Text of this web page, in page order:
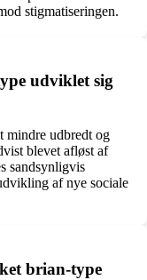
stigmatiseringen.
udviklet sig
mindre udbredt og
blevet afløst af
sandsynligvis
af nye sociale
brian-type